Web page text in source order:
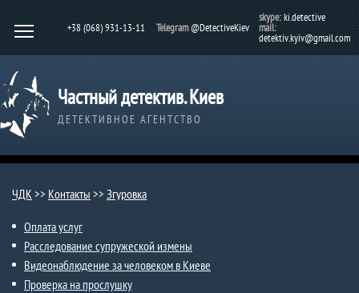
+38 (068) 931-13-11 Telegram@DetectiveKiev
skype:ki.detective
mail:
detektiv.kyiv@gmail.com
Частный детектив. Киев
ДЕТЕКТИВНОЕ АГЕНТСТВО
ЧДК>> Контакты >> Згуровка
Оплата услуг
Расследование супружеской измены
Видеонаблюдение за человеком в Киеве
Проверка на прослушку